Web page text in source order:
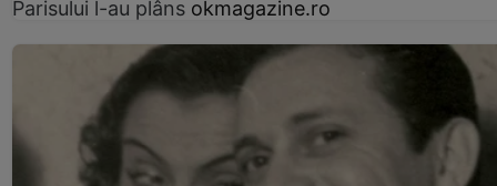
Parisului l-au plâns okmagazine.ro